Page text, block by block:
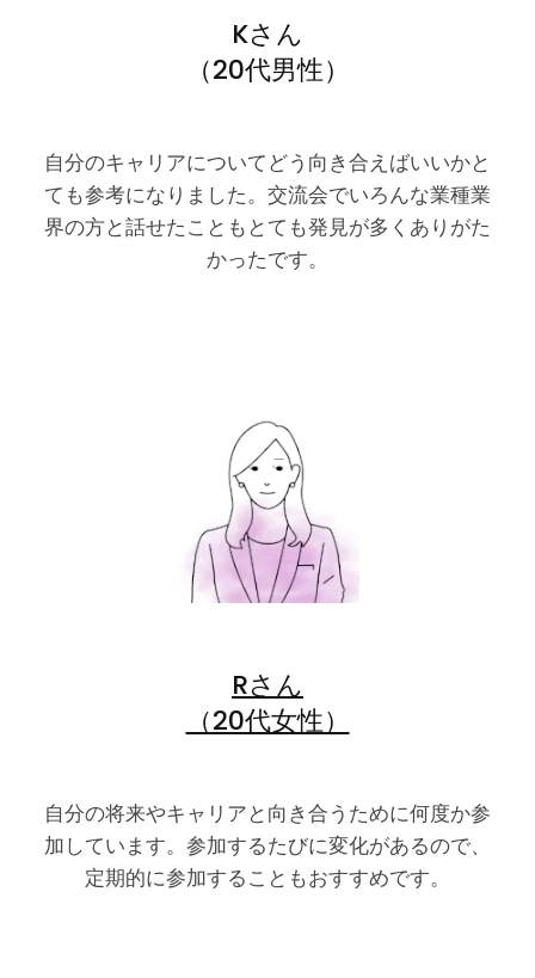
Kさん
（20代男性）
自分のキャリアについてどう向き合えばいいかと
ても参考になりました。交流会でいろんな業種業
界の方と話せたこともとても発見が多くありがた
かったです。
Rさん
（20代女性）
自分の将来やキャリアと向き合うために何度か参
加しています。参加するたびに変化があるので、
定期的に参加することもおすすめです。